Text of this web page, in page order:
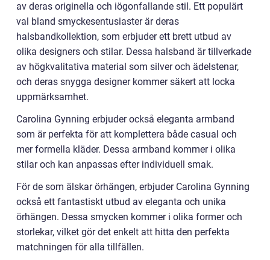
av deras originella och iögonfallande stil. Ett populärt
val bland smyckesentusiaster är deras
halsbandkollektion, som erbjuder ett brett utbud av
olika designers och stilar. Dessa halsband är tillverkade
av högkvalitativa material som silver och ädelstenar,
och deras snygga designer kommer säkert att locka
uppmärksamhet.
Carolina Gynning erbjuder också eleganta armband
som är perfekta för att komplettera både casual och
mer formella kläder. Dessa armband kommer i olika
stilar och kan anpassas efter individuell smak.
För de som älskar örhängen, erbjuder Carolina Gynning
också ett fantastiskt utbud av eleganta och unika
örhängen. Dessa smycken kommer i olika former och
storlekar, vilket gör det enkelt att hitta den perfekta
matchningen för alla tillfällen.